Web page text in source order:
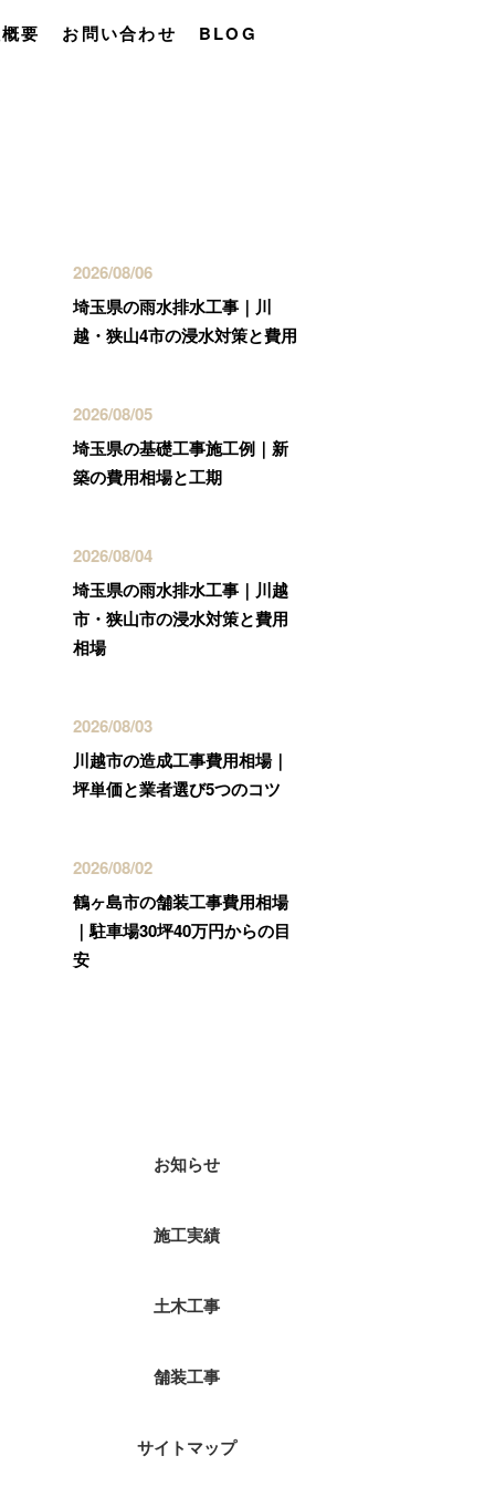
要 お問い合わせ BLOG
2026/08/06
埼玉県の雨水排水工事｜川
越・狭山4市の浸水対策と費用
2026/08/05
埼玉県の基礎工事施工例｜新
築の費用相場と工期
2026/08/04
埼玉県の雨水排水工事｜川越
市・狭山市の浸水対策と費用
相場
2026/08/03
川越市の造成工事費用相場｜
坪単価と業者選び5つのコツ
2026/08/02
鶴ヶ島市の舗装工事費用相場
｜駐車場30坪40万円からの目
安
お知らせ
施工実績
土木工事
舗装工事
サイトマップ